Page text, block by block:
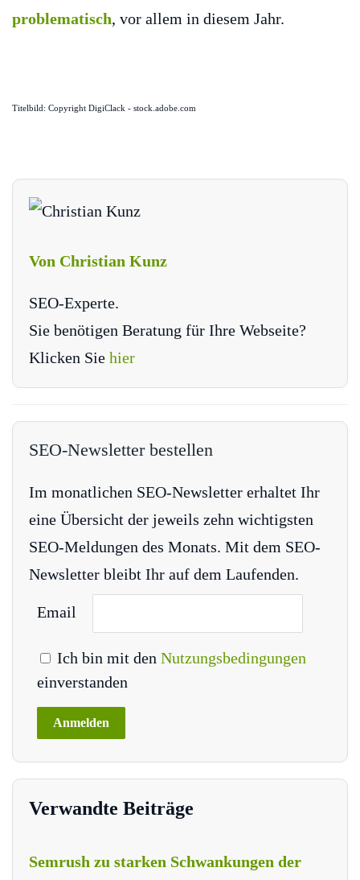
problematisch, vor allem in diesem Jahr.
Titelbild: Copyright DigiClack - stock.adobe.com
Von Christian Kunz
SEO-Experte.
Sie benötigen Beratung für Ihre Webseite?
Klicken Sie hier
SEO-Newsletter bestellen
Im monatlichen SEO-Newsletter erhaltet Ihr
eine Übersicht der jeweils zehn wichtigsten
SEO-Meldungen des Monats. Mit dem SEO-
Newsletter bleibt Ihr auf dem Laufenden.
Email
Ich bin mit den Nutzungsbedingungen
einverstanden
Verwandte Beiträge
Semrush zu starken Schwankungen der